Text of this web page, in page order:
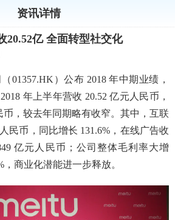
资讯详情
20.52亿 全面转型社交化
01357.HK）公布 2018 年中期业绩，
年上半年营收 20.52 亿元人民币，
币，较去年同期略有收窄。其中，互联
民币，同比增长 131.6%，在线广告收
亿元人民币；公司整体毛利率大增
，商业化潜能进一步释放。